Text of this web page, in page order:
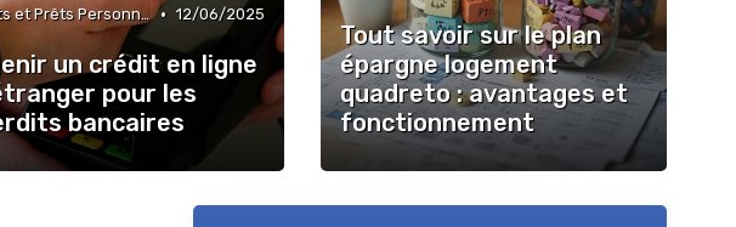
Crédits et Prêts Personnels • 12/06/2025
un crédit en ligne
pour les
bancaires
Tout savoir sur le plan
épargne logement
quadreto : avantages et
fonctionnement